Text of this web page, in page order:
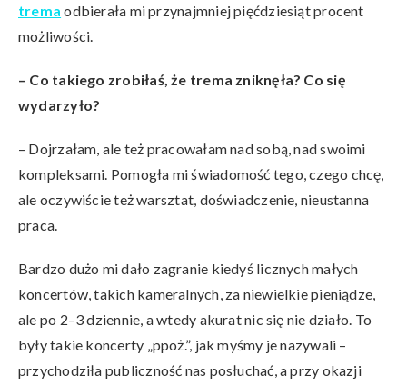
trema odbierała mi przynajmniej pięćdziesiąt procent
możliwości.
– Co takiego zrobiłaś, że trema zniknęła? Co się
wydarzyło?
– Dojrzałam, ale też pracowałam nad sobą, nad swoimi
kompleksami. Pomogła mi świadomość tego, czego chcę,
ale oczywiście też warsztat, doświadczenie, nieustanna
praca.
Bardzo dużo mi dało zagranie kiedyś licznych małych
koncertów, takich kameralnych, za niewielkie pieniądze,
ale po 2–3 dziennie, a wtedy akurat nic się nie działo. To
były takie koncerty „ppoż.”, jak myśmy je nazywali –
przychodziła publiczność nas posłuchać, a przy okazji